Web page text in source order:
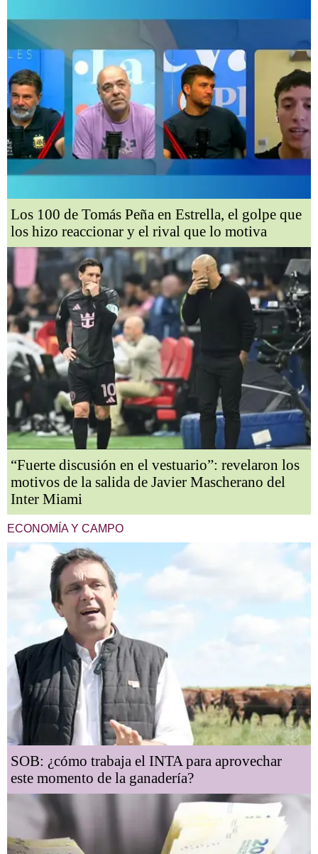
Los 100 de Tomás Peña en Estrella, el golpe que
los hizo reaccionar y el rival que lo motiva
“Fuerte discusión en el vestuario”: revelaron los
motivos de la salida de Javier Mascherano del
Inter Miami
ECONOMÍA Y CAMPO
SOB: ¿cómo trabaja el INTA para aprovechar
este momento de la ganadería?